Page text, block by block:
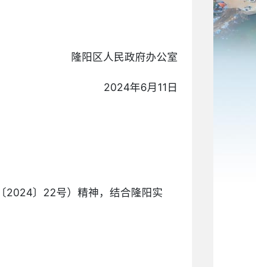
隆阳区人民政府办公室
2024年6月11日
2024〕22号）精神，结合隆阳实